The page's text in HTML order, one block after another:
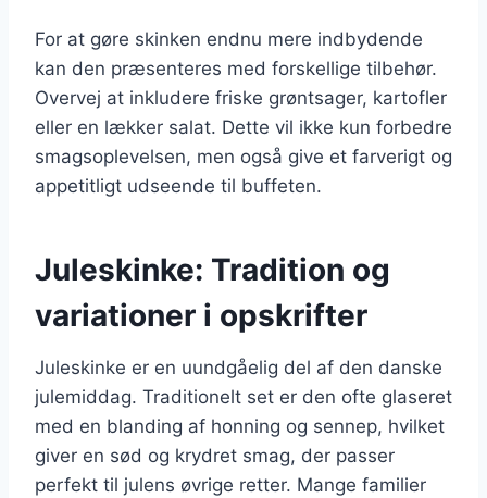
For at gøre skinken endnu mere indbydende
kan den præsenteres med forskellige tilbehør.
Overvej at inkludere friske grøntsager, kartofler
eller en lækker salat. Dette vil ikke kun forbedre
smagsoplevelsen, men også give et farverigt og
appetitligt udseende til buffeten.
Juleskinke: Tradition og
variationer i opskrifter
Juleskinke er en uundgåelig del af den danske
julemiddag. Traditionelt set er den ofte glaseret
med en blanding af honning og sennep, hvilket
giver en sød og krydret smag, der passer
perfekt til julens øvrige retter. Mange familier